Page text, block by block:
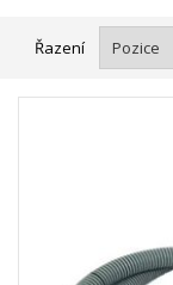
Řazení